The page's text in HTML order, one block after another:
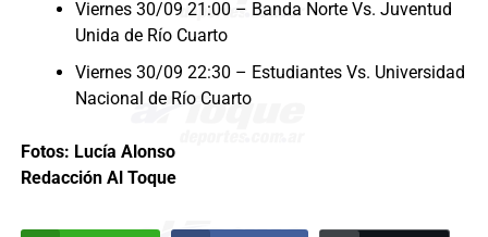
Viernes 30/09 21:00 – Banda Norte Vs. Juventud
Unida de Río Cuarto
Viernes 30/09 22:30 – Estudiantes Vs. Universidad
Nacional de Río Cuarto
Fotos: Lucía Alonso
Redacción Al Toque